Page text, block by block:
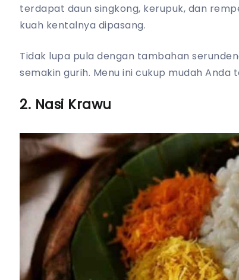
terdapat daun singkong, kerupuk, dan
kuah kentalnya dipasang.
Tidak lupa pula dengan tambahan
semakin gurih. Menu ini cukup mudah
2. Nasi Krawu